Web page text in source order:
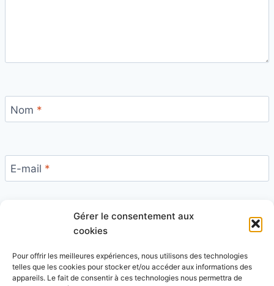
Gérer le consentement aux
cookies
Pour offrir les meilleures expériences, nous utilisons des technologies
telles que les cookies pour stocker et/ou accéder aux informations des
appareils. Le fait de consentir à ces technologies nous permettra de
Nom *
E-mail *